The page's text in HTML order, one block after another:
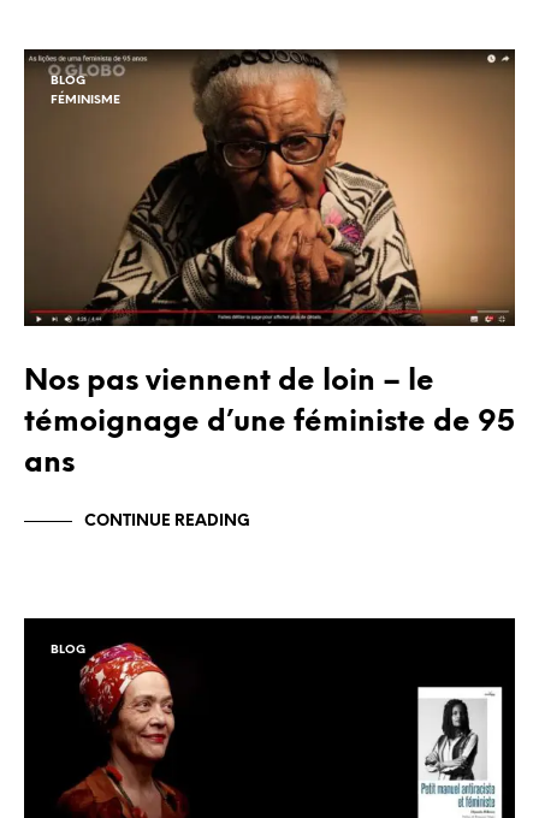
BLOG
FÉMINISME
Nos pas viennent de loin – le
témoignage d’une féministe de 95
ans
CONTINUE READING
BLOG